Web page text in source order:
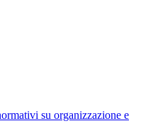
su organizzazione e